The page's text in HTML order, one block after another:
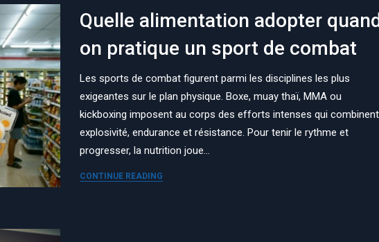
Quelle alimentation adopter
on pratique un sport de combat
Les sports de combat figurent parmi les disciplines les plus
exigeantes sur le plan physique. Boxe, muay thaï, MMA ou
kickboxing imposent au corps des efforts intenses qui combinent
explosivité, endurance et résistance. Pour tenir le rythme et
progresser, la nutrition joue…
CONTINUE READING